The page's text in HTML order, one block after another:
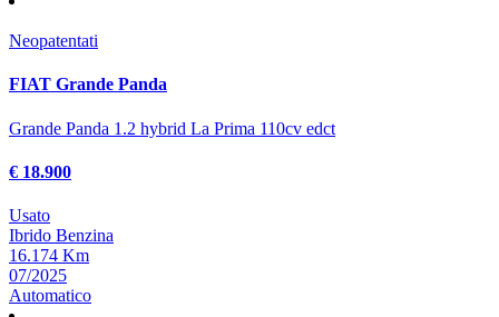
Neopatentati
FIAT Grande Panda
Grande Panda 1.2 hybrid La Prima 110cv edct
€ 18.900
Usato
Ibrido Benzina
16.174 Km
07/2025
Automatico